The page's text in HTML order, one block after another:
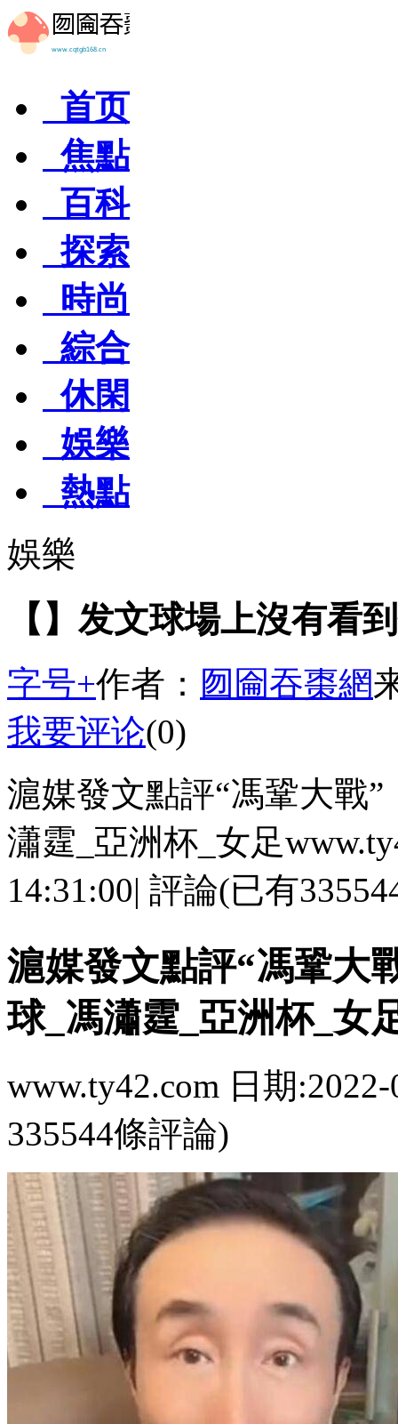
首页
焦點
百科
探索
時尚
綜合
休閑
娛樂
熱點
娛樂
【】发文球場上沒有看
字号+作者： 囫圇吞棗網
我要评论(0)
滬媒發文點評“馮鞏大戰
瀟霆_亞洲杯_女足
14:31:00| 評論(已有
滬媒發文點評“馮鞏大戰
球_馮瀟霆_亞洲杯_女
www.ty42.com 日期
335544條評論)